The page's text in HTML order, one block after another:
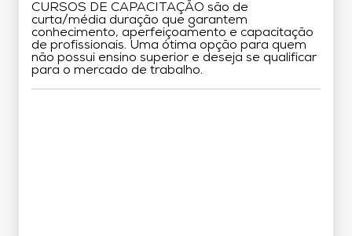
CURSOS DE CAPACITAÇÃO são de
curta/média duração que garantem
conhecimento, aperfeiçoamento e capacitação
de profissionais. Uma ótima opção para quem
não possui ensino superior e deseja se qualificar
para o mercado de trabalho.